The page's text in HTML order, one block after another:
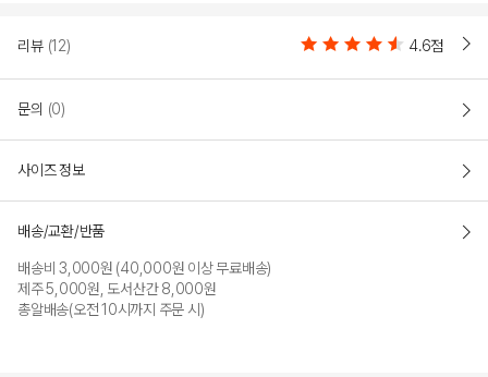
PRODUCT VIEW
리뷰 (12) 4.6점
문의 (0)
사이즈 정보
배송/교환/반품
배송비 3,000원 (40,000원 이상 무료배송)
제주 5,000원, 도서산간 8,000원
총알배송(오전 10시까지 주문 시)